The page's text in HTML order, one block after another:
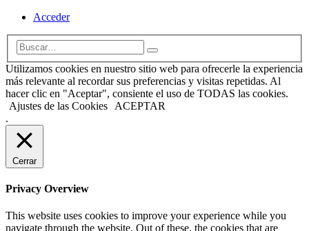
Acceder
Utilizamos cookies en nuestro sitio web para ofrecerle la experiencia
más relevante al recordar sus preferencias y visitas repetidas. Al
hacer clic en "Aceptar", consiente el uso de TODAS las cookies.
Ajustes de las Cookies
ACEPTAR
.
Cerrar
Privacy Overview
This website uses cookies to improve your experience while you
navigate through the website. Out of these, the cookies that are